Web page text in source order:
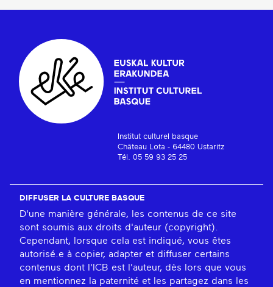
Institut culturel basque
Château Lota - 64480 Ustaritz
Tél. 05 59 93 25 25
DIFFUSER LA CULTURE BASQUE
D'une manière générale, les contenus de ce site
sont soumis aux droits d'auteur (copyright).
Cependant, lorsque cela est indiqué, vous êtes
autorisé.e à copier, adapter et diffuser certains
contenus dont l'ICB est l'auteur, dès lors que vous
en mentionnez la paternité et les partagez dans les